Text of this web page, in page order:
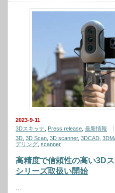
2023-9-11
3Dスキャナ
Press release 最新情報
3D 3D Scan 3D scanner, 3DCAD
デリング scanner
高精度で信頼性の高い3D
シリーズ取扱い開始
…